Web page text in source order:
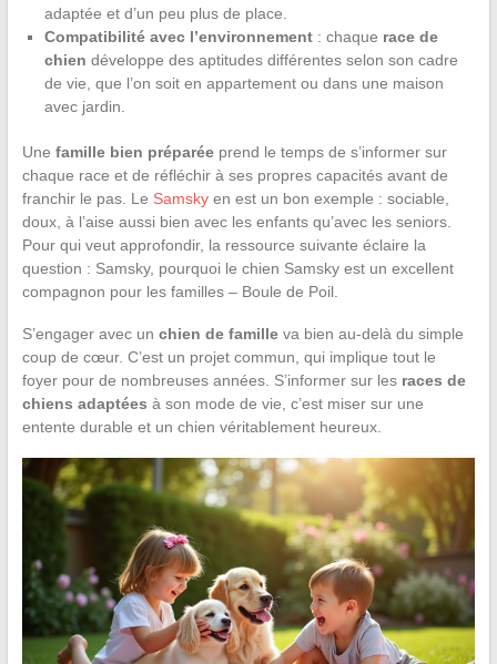
adaptée et d’un peu plus de place.
Compatibilité avec l’environnement: chaque race de
chien développe des aptitudes différentes selon son cadre
de vie, que l’on soit en appartement ou dans une maison
avec jardin.
Une famille bien préparéeprend le temps de s’informer sur
chaque race et de réfléchir à ses propres capacités avant de
franchir le pas. Le Samskyen est un bon exemple : sociable,
doux, à l’aise aussi bien avec les enfants qu’avec les seniors.
Pour qui veut approfondir, la ressource suivante éclaire la
question : Samsky, pourquoi le chien Samsky est un excellent
compagnon pour les familles – Boule de Poil.
S’engager avec un chien de familleva bien au-delà du simple
coup de cœur. C’est un projet commun, qui implique tout le
foyer pour de nombreuses années. S’informer sur les races de
chiens adaptées à son mode de vie, c’est miser sur une
entente durable et un chien véritablement heureux.